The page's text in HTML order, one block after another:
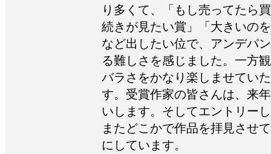
り多くて、「もし売ってたら
続きが見たい賞」「大きいの
など出したい位で、アンデパ
る難しさを感じました。一方
バラさをかなり楽しませてい
す。受賞作家の皆さんは、来
いします。そしてエントリー
またどこかで作品を拝見させ
にしています。